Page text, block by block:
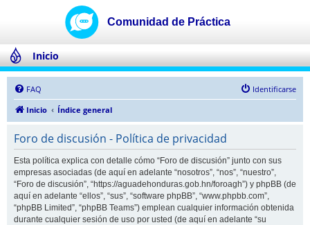
Inicio
FAQ
Identificarse
Inicio
Índice general
Foro de discusión - Política de privacidad
Esta política explica con detalle cómo “Foro de discusión” junto con sus
empresas asociadas (de aquí en adelante “nosotros”, “nos”, “nuestro”,
“Foro de discusión”, “https://aguadehonduras.gob.hn/foroagh”) y phpBB (de
aquí en adelante “ellos”, “sus”, “software phpBB”, “www.phpbb.com”,
“phpBB Limited”, “phpBB Teams”) emplean cualquier información obtenida
durante cualquier sesión de uso por usted (de aquí en adelante “su